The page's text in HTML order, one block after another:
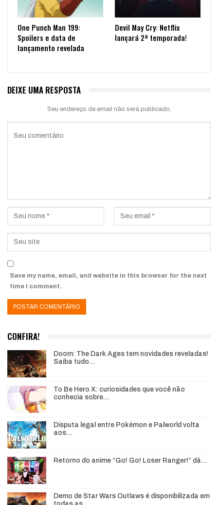
One Punch Man 199:
Spoilers e data de
lançamento revelada
Devil May Cry: Netflix
lançará 2ª temporada!
DEIXE UMA RESPOSTA
Seu endereço de email não será publicado.
Save my name, email, and website in this browser for the next
time I comment.
CONFIRA!
Doom: The Dark Ages tem novidades reveladas!
Saiba tudo…
To Be Hero X: curiosidades que você não
conhecia sobre…
Disputa legal entre Pokémon e Palworld volta
aos…
Retorno do anime “Go! Go! Loser Ranger!” dá…
Demo de Star Wars Outlaws é disponibilizada em